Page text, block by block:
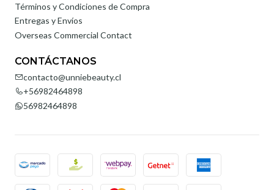
Términos y Condiciones de Compra
Entregas y Envíos
Overseas Commercial Contact
CONTÁCTANOS
contacto@unniebeauty.cl
+56982464898
56982464898